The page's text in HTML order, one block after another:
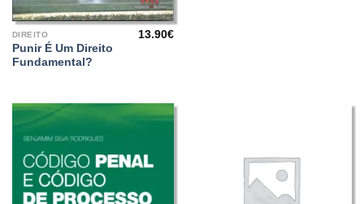
DIREITO
Punir É Um Direito
Fundamental?
13.90€